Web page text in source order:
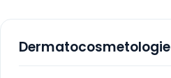
Dermatocosmetologie